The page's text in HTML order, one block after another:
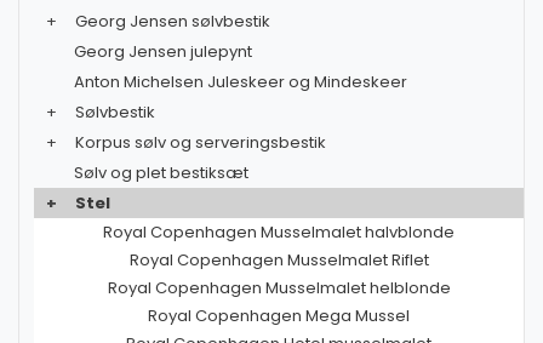
+
Georg Jensen sølvbestik
Georg Jensen julepynt
Anton Michelsen Juleskeer og Mindeskeer
+
Sølvbestik
+
Korpus sølv og serveringsbestik
Sølv og plet bestiksæt
+
Stel
Royal Copenhagen Musselmalet halvblonde
Royal Copenhagen Musselmalet Riflet
Royal Copenhagen Musselmalet helblonde
Royal Copenhagen Mega Mussel